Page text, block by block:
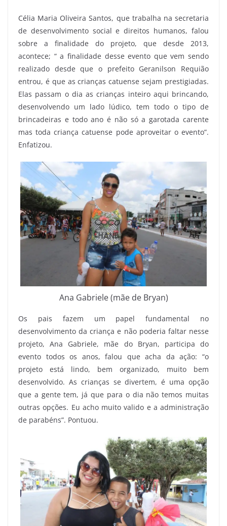
Célia Maria Oliveira Santos, que trabalha na secretaria
de desenvolvimento social e direitos humanos, falou
sobre a finalidade do projeto, que desde 2013,
acontece; “ a finalidade desse evento que vem sendo
realizado desde que o prefeito Geranilson Requião
entrou, é que as crianças catuense sejam prestigiadas.
Elas passam o dia as crianças inteiro aqui brincando,
desenvolvendo um lado lúdico, tem todo o tipo de
brincadeiras e todo ano é não só a garotada carente
mas toda criança catuense pode aproveitar o evento”.
Enfatizou.
Ana Gabriele (mãe de Bryan)
Os pais fazem um papel fundamental no
desenvolvimento da criança e não poderia faltar nesse
projeto, Ana Gabriele, mãe do Bryan, participa do
evento todos os anos, falou que acha da ação: “o
projeto está lindo, bem organizado, muito bem
desenvolvido. As crianças se divertem, é uma opção
que a gente tem, já que para o dia não temos muitas
outras opções. Eu acho muito valido e a administração
de parabéns”. Pontuou.